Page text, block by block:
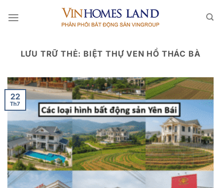
qua
LƯU TRỮ THẺ: BIỆT THỰ VEN HỒ THÁC BÀ
22
Th7